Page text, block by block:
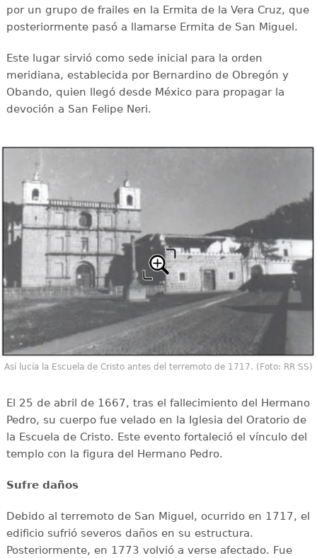
por un grupo de frailes en la Ermita de la Vera Cruz, que
posteriormente pasó a llamarse Ermita de San Miguel.
Este lugar sirvió como sede inicial para la orden
meridiana, establecida por Bernardino de Obregón y
Obando, quien llegó desde México para propagar la
devoción a San Felipe Neri.
Así lucía la Escuela de Cristo antes del terremoto de 1717. (Foto: RR SS)
El 25 de abril de 1667, tras el fallecimiento del Hermano
Pedro, su cuerpo fue velado en la Iglesia del Oratorio de
la Escuela de Cristo. Este evento fortaleció el vínculo del
templo con la figura del Hermano Pedro.
Sufre daños
Debido al terremoto de San Miguel, ocurrido en 1717, el
edificio sufrió severos daños en su estructura.
Posteriormente, en 1773 volvió a verse afectado. Fue